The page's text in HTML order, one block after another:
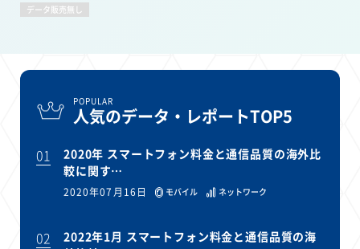
データ販売無し
POPULAR
人気のデータ・レポートTOP5
01
2020年 スマートフォン料金と通信品質の海外比
較に関す…
2020年07月16日 モバイル ネットワーク
02
2022年1月 スマートフォン料金と通信品質の海